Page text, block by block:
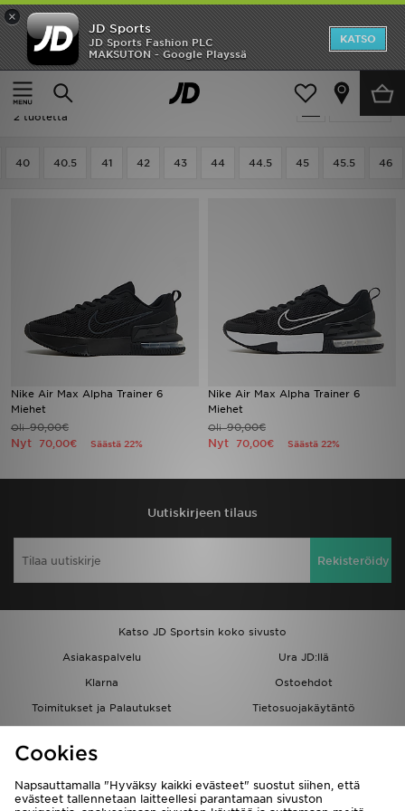
×
JD Sports
JD Sports Fashion PLC
MAKSUTON - Google Playssä
KATSO
Etusivu
Miehet
Suodata
Miehet - Nike Air Max Alpha
2 tuotetta
40 40.5 41 42 43 44 44.5 45 45.5 46
Nike Air Max Alpha Trainer 6
Miehet
Oli90,00€
Nyt 70,00€ Säästä 22%
Nike Air Max Alpha Trainer 6
Miehet
Oli90,00€
Nyt 70,00€ Säästä 22%
Uutiskirjeen tilaus
Rekisteröidy
Katso JD Sportsin koko sivusto
Asiakaspalvelu
Ura JD:llä
Klarna
Ostoehdot
Toimitukset ja Palautukset
Tietosuojakäytäntö
Löydä myymälä
Kumppanuusohjelma
JD Blog
Etusivu
Ale
Uutuudet
Tuotemerkit
Jalkapallo
Urheilu
Minun viestini
Asiakaspalvelu ja tietoa
Cookies
Napsauttamalla "Hyväksy kaikki evästeet" suostut siihen, että
evästeet tallennetaan laitteellesi parantamaan sivuston